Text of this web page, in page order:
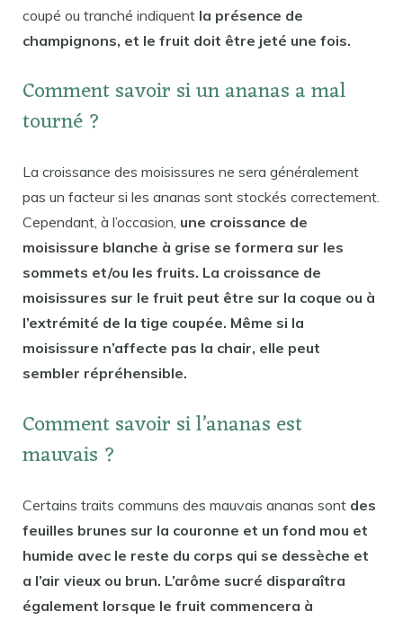
coupé ou tranché indiquent la présence de
champignons, et le fruit doit être jeté une fois.
Comment savoir si un ananas a mal
tourné ?
La croissance des moisissures ne sera généralement
pas un facteur si les ananas sont stockés correctement.
Cependant, à l’occasion, une croissance de
moisissure blanche à grise se formera sur les
sommets et/ou les fruits. La croissance de
moisissures sur le fruit peut être sur la coque ou à
l’extrémité de la tige coupée. Même si la
moisissure n’affecte pas la chair, elle peut
sembler répréhensible.
Comment savoir si l’ananas est
mauvais ?
Certains traits communs des mauvais ananas sont des
feuilles brunes sur la couronne et un fond mou et
humide avec le reste du corps qui se dessèche et
a l’air vieux ou brun. L’arôme sucré disparaîtra
également lorsque le fruit commencera à